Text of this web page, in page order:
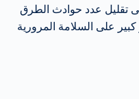
تقليل عدد حوادث الطرق
على السلامة المرورية